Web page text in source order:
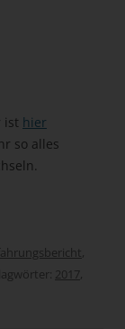
ist hier
so alles
,
2017,